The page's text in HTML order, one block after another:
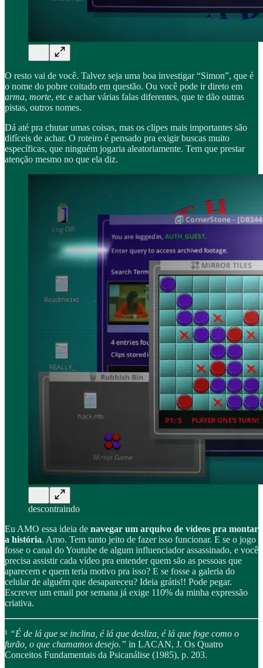
O resto vai de você. Talvez seja uma boa investigar “Simon”, que é
o nome do pobre coitado em questão. Ou você pode ir direto em
arma, morte, etc e achar várias falas diferentes, que te dão outras
pistas, outros nomes.
Dá até pra chutar umas coisas, mas os clipes mais importantes são
difíceis de achar. O roteiro é pensado pra exigir buscas muito
específicas, que ninguém jogaria aleatoriamente. Tem que prestar
atenção mesmo no que ela diz.
descontraindo
Eu AMO essa ideia de navegar um arquivo de vídeos pra montar
a história. Amo. Tem tanto jeito de fazer isso funcionar. E se o jogo
fosse o canal do Youtube de algum influenciador assassinado, e você
precisa assistir cada vídeo pra entender quem são as pessoas que
aparecem e quem teria motivo pra isso? E se fosse a galeria do
celular de alguém que desapareceu? Ideia grátis!! Pode pegar.
Escrever um email por semana já exige 110% da minha expressão
criativa.
¹ “É de lá que se inclina, é lá que desliza, é lá que foge como o
furão, o que chamamos desejo.” in LACAN, J. Os Quatro
Conceitos Fundamentais da Psicanálise (1985), p. 203.